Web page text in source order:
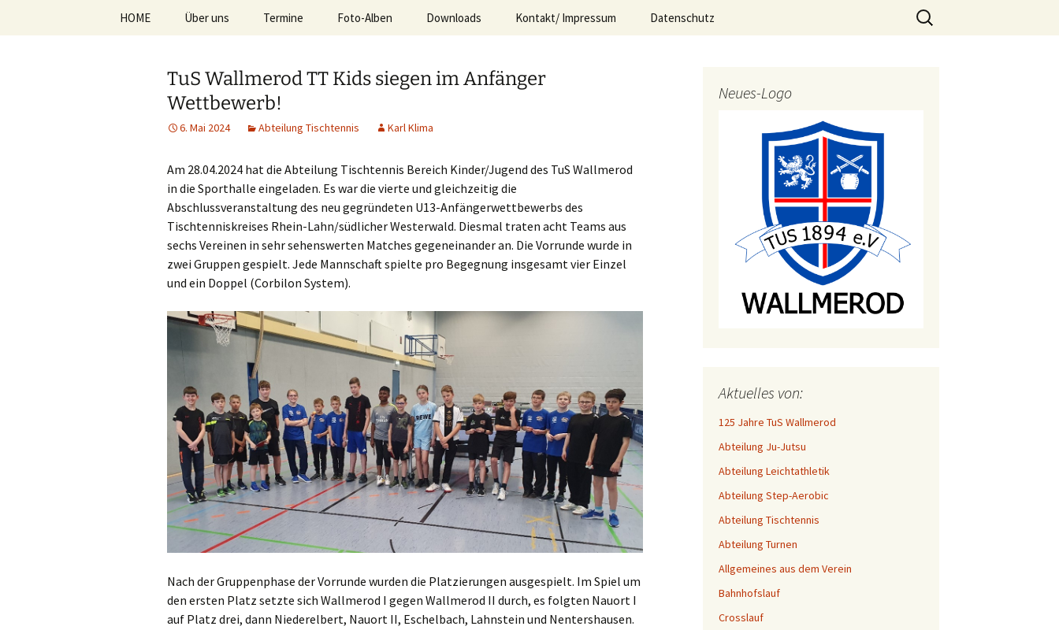
TuS 1894 e.V. Wallmerod
HOME Über uns
Abteilung Tischtennis
Abteilung Badminton
Abteilung Ju-Jutsu
Abteilung Leichtathletik
Abteilung Rehasport
Abteilung Lauftreff
TuS Benefits
Vereinsgeschichte
Termine Foto-Alben Downloads Kontakt/ Impressum Datenschutz
Suchen
nach:
TuS Wallmerod TT Kids siegen im Anfänger
Wettbewerb!
6. Mai 2024 Abteilung Tischtennis Karl Klima
Am 28.04.2024 hat die Abteilung Tischtennis Bereich Kinder/Jugend des TuS Wallmerod
in die Sporthalle eingeladen. Es war die vierte und gleichzeitig die
Abschlussveranstaltung des neu gegründeten U13-Anfängerwettbewerbs des
Tischtenniskreises Rhein-Lahn/südlicher Westerwald. Diesmal traten acht Teams aus
sechs Vereinen in sehr sehenswerten Matches gegeneinander an. Die Vorrunde wurde in
zwei Gruppen gespielt. Jede Mannschaft spielte pro Begegnung insgesamt vier Einzel
und ein Doppel (Corbilon System).
Nach der Gruppenphase der Vorrunde wurden die Platzierungen ausgespielt. Im Spiel um
den ersten Platz setzte sich Wallmerod I gegen Wallmerod II durch, es folgten Nauort I
auf Platz drei, dann Niederelbert, Nauort II, Eschelbach, Lahnstein und Nentershausen.
Neues-Logo
Aktuelles von:
125 Jahre TuS Wallmerod
Abteilung Ju-Jutsu
Abteilung Leichtathletik
Abteilung Step-Aerobic
Abteilung Tischtennis
Abteilung Turnen
Allgemeines aus dem Verein
Bahnhofslauf
Crosslauf